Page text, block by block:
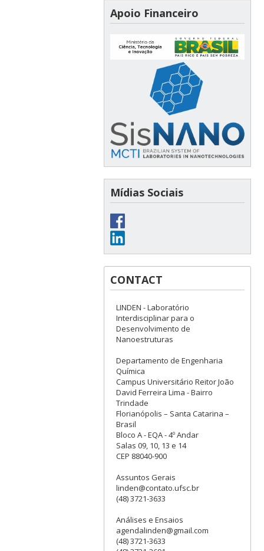
Apoio Financeiro
Mídias Sociais
CONTACT
LINDEN - Laboratório
Interdisciplinar para o
Desenvolvimento de
Nanoestruturas
Departamento de Engenharia
Química
Campus Universitário Reitor João
David Ferreira Lima - Bairro
Trindade
Florianópolis – Santa Catarina –
Brasil
Bloco A - EQA - 4º Andar
Salas 09, 10, 13 e 14
CEP 88040-900
Assuntos Gerais
linden@contato.ufsc.br
(48) 3721-3633
Análises e Ensaios
agendalinden@gmail.com
(48) 3721-3633